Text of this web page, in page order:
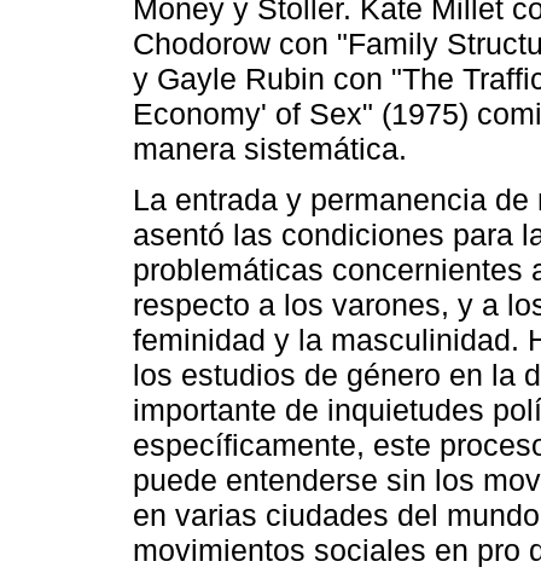
Money y Stoller. Kate Millet
Chodorow con "Family
y Gayle Rubin con "The
Economy' of Sex" (1975)
manera sistemática.
La entrada y permanencia
asentó las condiciones para
problemáticas concernientes
respecto a los varones, y a
feminidad y la masculinidad.
los estudios de género en la
importante de inquietudes
específicamente, este
puede entenderse sin los
en varias ciudades del
movimientos sociales en pro